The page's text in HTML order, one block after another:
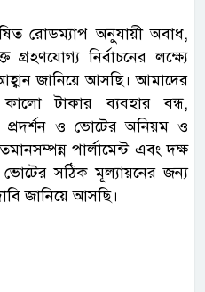
রোডম্যাপ অনুযায়ী অবাধ,
নির্বাচনের লক্ষ্যে
জানিয়ে আসছি। আমাদের
টাকার ব্যবহার বন্ধ,
প্রদর্শন ও ভোটের অনিয়ম ও
পার্লামেন্ট এবং দক্ষ
ভোটের সঠিক মূল্যায়নের জন্য
জানিয়ে আসছি।